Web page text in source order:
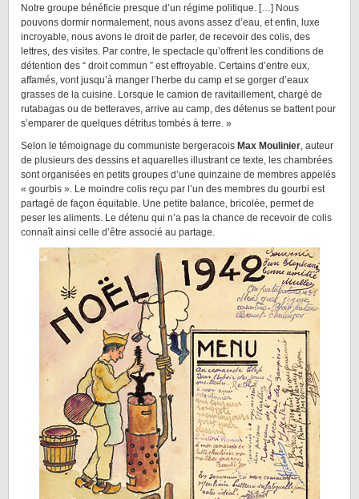
Notre groupe bénéficie presque d’un régime politique. […] Nous
pouvons dormir normalement, nous avons assez d’eau, et enfin, luxe
incroyable, nous avons le droit de parler, de recevoir des colis, des
lettres, des visites. Par contre, le spectacle qu’offrent les conditions de
détention des “ droit commun ” est effroyable. Certains d’entre eux,
affamés, vont jusqu’à manger l’herbe du camp et se gorger d’eaux
grasses de la cuisine. Lorsque le camion de ravitaillement, chargé de
rutabagas ou de betteraves, arrive au camp, des détenus se battent pour
s’emparer de quelques détritus tombés à terre. »
Selon le témoignage du communiste bergeracois Max Moulinier, auteur
de plusieurs des dessins et aquarelles illustrant ce texte, les chambrées
sont organisées en petits groupes d’une quinzaine de membres appelés
« gourbis ». Le moindre colis reçu par l’un des membres du gourbi est
partagé de façon équitable. Une petite balance, bricolée, permet de
peser les aliments. Le détenu qui n’a pas la chance de recevoir de colis
connaît ainsi celle d’être associé au partage.